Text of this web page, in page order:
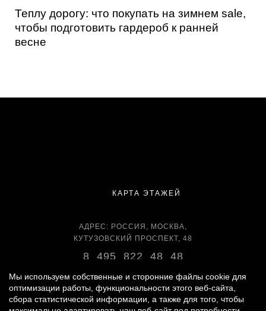
Теплу дорогу: что покупать на зимнем sale,
чтобы подготовить гардероб к ранней
весне
КАРТА ЭТАЖЕЙ
АДРЕС: РОССИЯ, МОСКВА,
КУТУЗОВСКИЙ ПРОСПЕКТ, 48
8 495 822 48 48
ВРЕМЯ РАБОТЫ:
ЕЖЕДНЕВНО С 11:00 ДО 22:00
Мы используем собственные и сторонние файлы cookie для
оптимизации работы, функциональности этого веб-сайта,
сбора статистической информации, а также для того, чтобы